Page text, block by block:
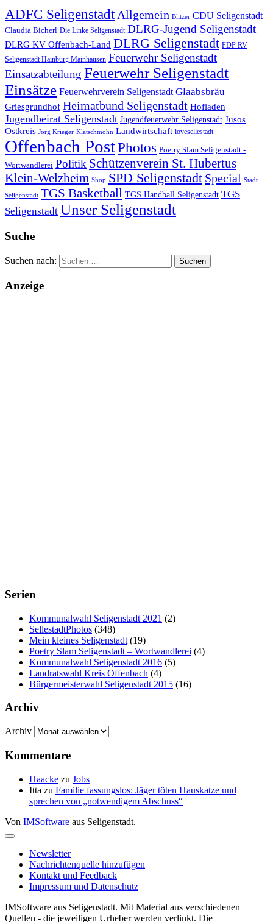
ADFC SeligenstadtAllgemein Blitzer CDU Seligenstadt
Claudia Bicherl Die Linke Seligenstadt DLRG-Jugend Seligenstadt
DLRG KV Offenbach-Land DLRG Seligenstadt FDP RV
Seligenstadt Hainburg Mainhausen Feuerwehr Seligenstadt
Einsatzabteilung Feuerwehr Seligenstadt
Einsätze Feuerwehrverein Seligenstadt Glaabsbräu
Griesgrundhof Heimatbund Seligenstadt Hofladen
Jugendbeirat Seligenstadt Jugendfeuerwehr Seligenstadt Jusos
Ostkreis Jörg Krieger Klatschmohn Landwirtschaft lovesellestadt
Offenbach PostPhotos Poetry Slam Seligenstadt -
Wortwandlerei Politik Schützenverein St. Hubertus
Klein-Welzheim Shop SPD Seligenstadt Special Stadt
Seligenstadt TGS Basketball TGS Handball Seligenstadt TGS
Seligenstadt Unser Seligenstadt
Suche
Suchen nach:
Anzeige
Serien
Kommunalwahl Seligenstadt 2021 (2)
SellestadtPhotos (348)
Mein kleines Seligenstadt (19)
Poetry Slam Seligenstadt – Wortwandlerei (4)
Kommunalwahl Seligenstadt 2016 (5)
Landratswahl Kreis Offenbach (4)
Bürgermeisterwahl Seligenstadt 2015 (16)
Archiv
Archiv
Kommentare
Haacke zu Jobs
Itta zu Familie fassungslos: Jäger töten Hauskatze und
sprechen von „notwendigem Abschuss“
Von IMSoftware aus Seligenstadt.
Newsletter
Nachrichtenquelle hinzufügen
Kontakt und Feedback
Impressum und Datenschutz
IMSoftware aus Seligenstadt. Mit Material aus verschiedenen
Quellen - die jeweiligen Urheber werden verlinkt. Die